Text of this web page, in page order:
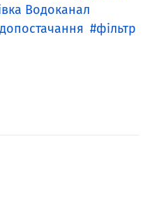
Водоканал
фільтр